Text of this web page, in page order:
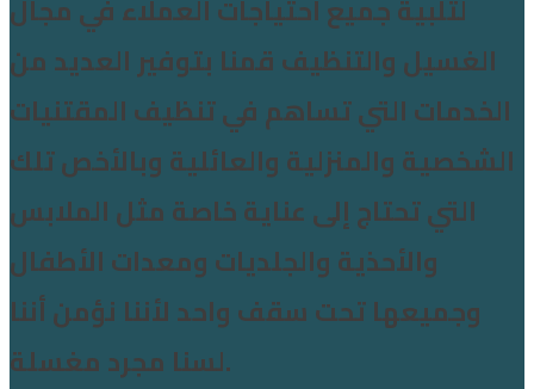
لتلبية جميع احتياجات العملاء في مجال
الغسيل والتنظيف قمنا بتوفير العديد من
الخدمات التي تساهم في تنظيف المقتنيات
الشخصية والمنزلية والعائلية وبالأخص تلك
التي تحتاج إلى عناية خاصة مثل الملابس
والأحذية والجلديات ومعدات الأطفال
وجميعها تحت سقف واحد لأننا نؤمن أننا
لسنا مجرد مغسلة.